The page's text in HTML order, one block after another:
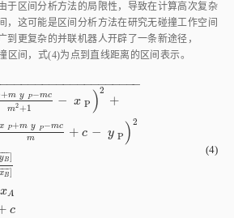
于区间分析方法的局限性，导致在计算高次复杂
，这可能是区间分析方法在研究无碰撞工作空间
到更复杂的并联机器人开辟了一条新途径，
区间， 式(4)为点到直线距离的区间表示。
+m y P−mc
m2+1 − x P )2
+
x P+m y P−mc
m
+ c − y P ) 2
−
−−−−−−−−−−−−−−−−−−
yB
¯¯
¯¯]
xB
¯¯
¯¯]
xA
c
mcm =yA
(4)